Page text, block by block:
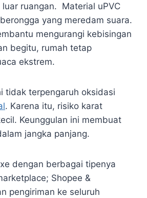
ruangan. Material uPVC
yang meredam suara.
mengurangi kebisingan
begitu, rumah tetap
ekstrem.
tidak terpengaruh oksidasi
. Karena itu, risiko karat
Keunggulan ini membuat
jangka panjang.
dengan berbagai tipenya
Shopee &
pengiriman ke seluruh